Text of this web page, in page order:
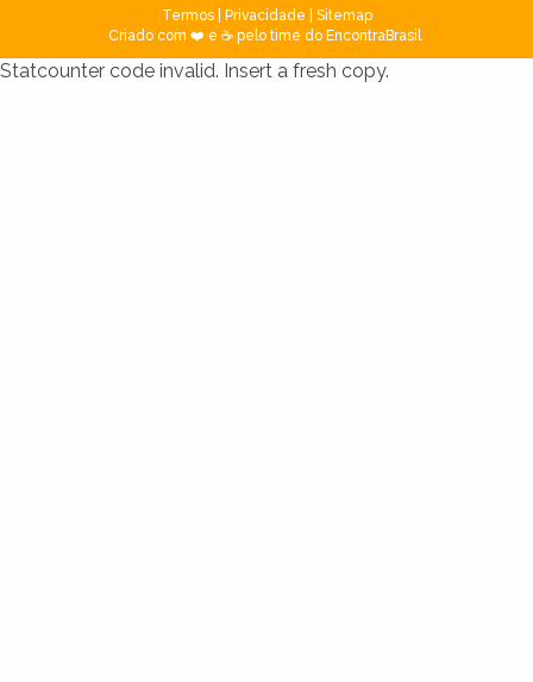
Termos| Privacidade
Sitemap
Criado com ❤️ e ☕ pelo time do EncontraBrasil
Statcounter code invalid. Insert a fresh copy.